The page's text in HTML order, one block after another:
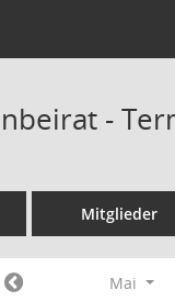
-
Mitglieder
Mai